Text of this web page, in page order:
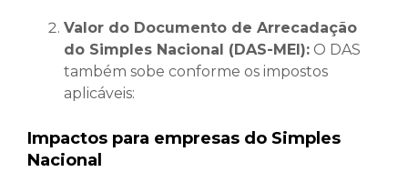
Valor do Documento de Arrecadação
do Simples Nacional (DAS-MEI): O DAS
também sobe conforme os impostos
aplicáveis:
Impactos para empresas do Simples
Nacional